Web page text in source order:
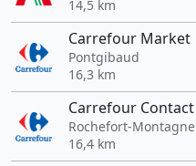
14,5 km
Carrefour Market
Pontgibaud
16,3 km
Carrefour Contact
Rochefort-Montagne
16,4 km